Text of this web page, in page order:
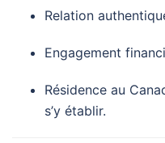
Relation
Engagement
Résidence au
s’y établir.